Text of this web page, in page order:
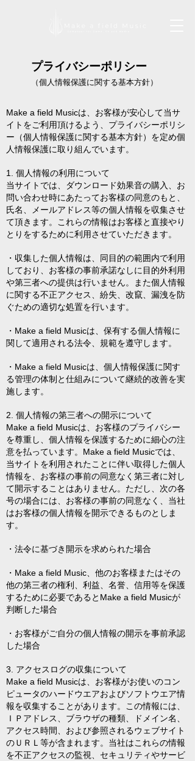
プライバシーポリシー
（個人情報保護に関する基本方針）
Make a field Musicは、お客様が安心して当サ
イトをご利用頂けるよう、プライバシーポリシ
ー（個人情報保護に関する基本方針）を定め個
人情報保護に取り組んでいます。
1. 個人情報の利用について
当サイトでは、ダウンロード効果音の購入、お
問い合わせ時にあたってお客様の同意のもと、
氏名、メールアドレス等の個人情報を収集させ
て頂きます。これらの情報はお客様と直接やり
とりをするために利用させていただきます。
・収集した個人情報は、同目的の範囲内で利用
しており、お客様の事前承諾なしに目的外利用
や第三者への提供は行いません。また個人情報
に関する不正アクセス、紛失、改竄、漏洩を防
ぐための適切な処置を行います。
・Make a field Musicは、保有する個人情報に
関して適用される法令、規範を遵守します。
・Make a field Musicは、個人情報保護に関す
る管理の体制と仕組みについて継続的改善を実
施します。
2. 個人情報の第三者への開示について
Make a field Musicは、お客様のプライバシー
を尊重し、個人情報を保護するために細心の注
意を払っています。Make a field Musicでは、
当サイトを利用されたことに伴い取得した個人
情報を、お客様の事前の同意なく第三者に対し
て開示することはありません。ただし、次の各
号の場合には、お客様の事前の同意なく、当社
はお客様の個人情報を開示できるものとしま
す。
・法令に基づき開示を求められた場合
・Make a field Music、他のお客様またはその
他の第三者の権利、利益、名誉、信用等を保護
するために必要であるとMake a field Musicが
判断した場合
・お客様がご自分の個人情報の開示を事前承認
した場合
3. アクセスログの収集について
Make a field Musicは、お客様がお使いのコン
ピュータのハードウエアおよびソフトウエア情
報を収集することがあります。この情報には、
ＩＰアドレス、ブラウザの種類、ドメイン名、
アクセス時間、および参照されるウェブサイト
のＵＲＬ等が含まれます。当社はこれらの情報
を不正アクセスの監視、セキュリティやサービ